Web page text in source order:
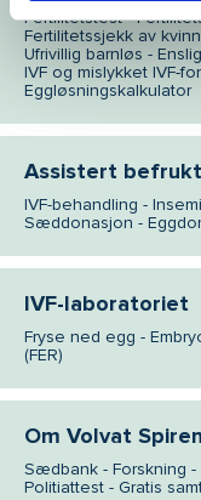
Fertilitetstest -
Fertilitetssjekk av
Ufrivillig barnløs -
IVF og mislykket IVF-
Eggløsningskalkulator
Assistert
IVF-behandling -
Sæddonasjon -
IVF-laboratoriet
Fryse ned egg -
(FER)
Om Volvat Spiren
Sædbank - Forskning
Politiattest - Gratis